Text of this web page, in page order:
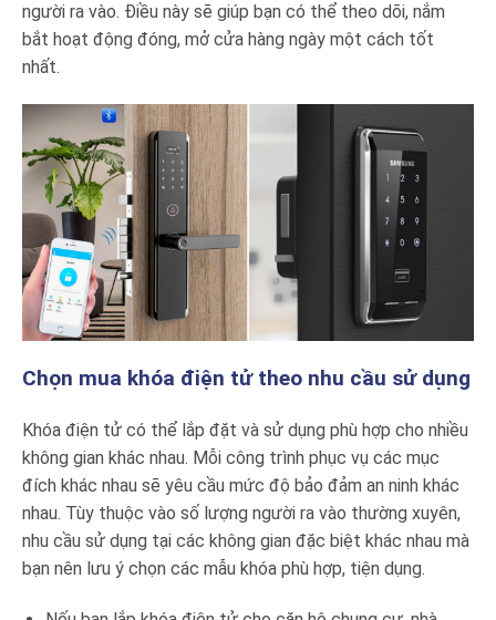
người ra vào. Điều này sẽ giúp bạn có thể theo dõi, nắm
bắt hoạt động đóng, mở cửa hàng ngày một cách tốt
nhất.
Chọn mua khóa điện tử theo nhu cầu sử dụng
Khóa điện tử có thể lắp đặt và sử dụng phù hợp cho nhiều
không gian khác nhau. Mỗi công trình phục vụ các mục
đích khác nhau sẽ yêu cầu mức độ bảo đảm an ninh khác
nhau. Tùy thuộc vào số lượng người ra vào thường xuyên,
nhu cầu sử dụng tại các không gian đặc biệt khác nhau mà
bạn nên lưu ý chọn các mẫu khóa phù hợp, tiện dụng.